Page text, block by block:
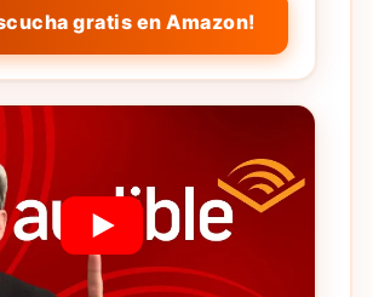
gratis en Amazon!